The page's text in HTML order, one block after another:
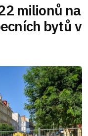
milionů na
bytů v